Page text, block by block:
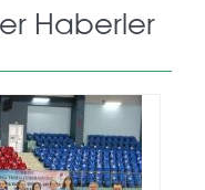
Haberler